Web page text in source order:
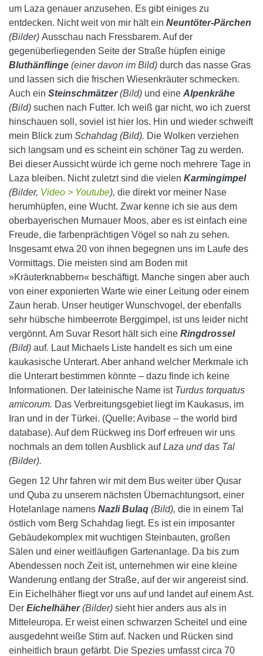
um Laza genauer anzusehen. Es gibt einiges zu
entdecken. Nicht weit von mir hält ein Neuntöter-Pärchen
(Bilder) Ausschau nach Fressbarem. Auf der
gegenüberliegenden Seite der Straße hüpfen einige
Bluthänflinge (einer davon im Bild) durch das nasse Gras
und lassen sich die frischen Wiesenkräuter schmecken.
Auch ein Steinschmätzer(Bild) und eine Alpenkrähe
(Bild) suchen nach Futter. Ich weiß gar nicht, wo ich zuerst
hinschauen soll, soviel ist hier los. Hin und wieder schweift
mein Blick zum Schahdag (Bild). Die Wolken verziehen
sich langsam und es scheint ein schöner Tag zu werden.
Bei dieser Aussicht würde ich gerne noch mehrere Tage in
Laza bleiben. Nicht zuletzt sind die vielen Karmingimpel
(Bilder, Video > Youtube), die direkt vor meiner Nase
herumhüpfen, eine Wucht. Zwar kenne ich sie aus dem
oberbayerischen Murnauer Moos, aber es ist einfach eine
Freude, die farbenprächtigen Vögel so nah zu sehen.
Insgesamt etwa 20 von ihnen begegnen uns im Laufe des
Vormittags. Die meisten sind am Boden mit
»Kräuterknabbern« beschäftigt. Manche singen aber auch
von einer exponierten Warte wie einer Leitung oder einem
Zaun herab. Unser heutiger Wunschvogel, der ebenfalls
sehr hübsche himbeerrote Berggimpel, ist uns leider nicht
vergönnt. Am Suvar Resort hält sich eine Ringdrossel
(Bild) auf. Laut Michaels Liste handelt es sich um eine
kaukasische Unterart. Aber anhand welcher Merkmale ich
die Unterart bestimmen könnte – dazu finde ich keine
Informationen. Der lateinische Name istTurdus torquatus
amicorum. Das Verbreitungsgebiet liegt im Kaukasus, im
Iran und in der Türkei. (Quelle: Avibase – the world bird
database). Auf dem Rückweg ins Dorf erfreuen wir uns
nochmals an dem tollen Ausblick aufLaza und das Tal
(Bilder).
Gegen 12 Uhr fahren wir mit dem Bus weiter über Qusar
und Quba zu unserem nächsten Übernachtungsort, einer
Hotelanlage namens Nazli Bulaq (Bild), die in einem Tal
östlich vom Berg Schahdag liegt. Es ist ein imposanter
Gebäudekomplex mit wuchtigen Steinbauten, großen
Sälen und einer weitläufigen Gartenanlage. Da bis zum
Abendessen noch Zeit ist, unternehmen wir eine kleine
Wanderung entlang der Straße, auf der wir angereist sind.
Ein Eichelhäher fliegt vor uns auf und landet auf einem Ast.
Der Eichelhäher(Bilder) sieht hier anders aus als in
Mitteleuropa. Er weist einen schwarzen Scheitel und eine
ausgedehnt weiße Stirn auf. Nacken und Rücken sind
einheitlich braun gefärbt. Die Spezies umfasst circa 70